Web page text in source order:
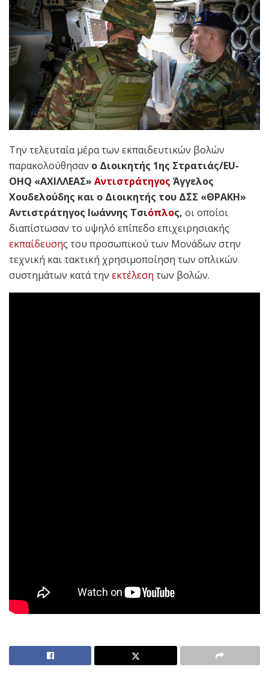
Την τελευταία μέρα των εκπαιδευτικών βολών
παρακολούθησαν ο Διοικητής 1ης Στρατιάς/EU-
OHQ «ΑΧΙΛΛΕΑΣ» Αντιστράτηγος Άγγελος
Χουδελούδης και ο Διοικητής του Δ΄ΣΣ «ΘΡΑΚΗ»
Αντιστράτηγος Ιωάννης Τσιόπλος, οι οποίοι
διαπίστωσαν το υψηλό επίπεδο επιχειρησιακής
εκπαίδευσης του προσωπικού των Μονάδων στην
τεχνική και τακτική χρησιμοποίηση των οπλικών
συστημάτων κατά την εκτέλεση των βολών.